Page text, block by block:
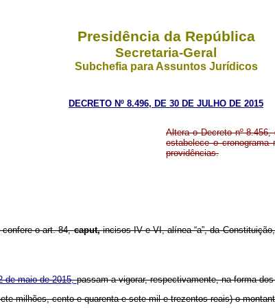
Presidência da República
Secretaria-Geral
Subchefia para Assuntos Jurídicos
DECRETO Nº 8.496, DE 30 DE JULHO DE 2015
Altera o Decreto nº
estabelece o
providências.
confere o art. 84,caput,incisos IV e VI, alínea “a”, da
de maio de 2015,passam a vigorar, respectivamente, na forma
milhões, cento e quarenta e sete mil e trezentos reais) o